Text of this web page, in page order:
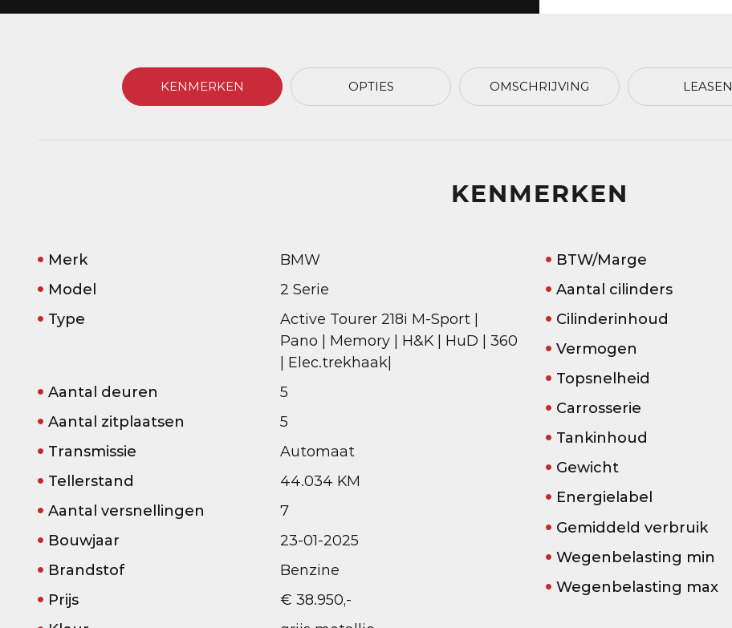
KENMERKEN OPTIES OMSCHRIJVING LEASEN
KENMERKEN
Merk
BMW
Model
2 Serie
Type
Active Tourer 218i M-Sport |
Pano | Memory | H&K | HuD | 360
| Elec.trekhaak|
Aantal deuren
5
Aantal zitplaatsen
5
Transmissie
Automaat
Tellerstand
44.034 KM
Aantal versnellingen
7
Bouwjaar
23-01-2025
Brandstof
Benzine
Prijs
€ 38.950,-
BTW/Marge
Aantal cilinders
Cilinderinhoud
Vermogen
Topsnelheid
Carrosserie
Tankinhoud
Gewicht
Energielabel
Gemiddeld verbruik
Wegenbelasting min
Wegenbelasting max